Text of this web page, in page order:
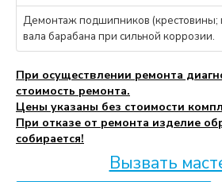
Демонтаж подшипников (крестовины;
вала барабана при сильной коррозии.
При осуществлении ремонта
стоимость ремонта.
Цены указаны без стоимости
При отказе от ремонта изделие
собирается!
Вызвать